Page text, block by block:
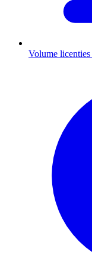
Volume licenties